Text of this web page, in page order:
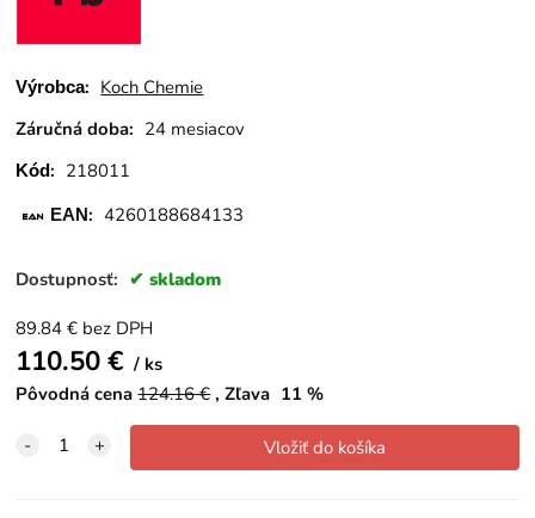
Výrobca: Koch Chemie
Záručná doba: 24 mesiacov
Kód: 218011
EAN: 4260188684133
Dostupnosť: skladom
89.84 € bez DPH
110.50€
ks
Pôvodná cena 124.16€ Zľava 11 %